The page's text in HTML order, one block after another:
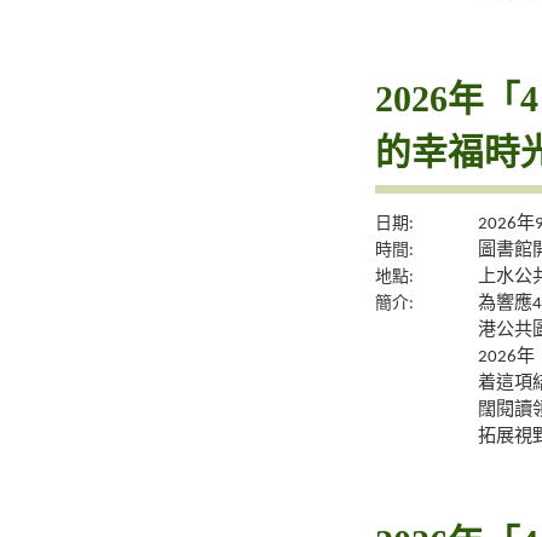
2026年「
的幸福時
日期:
2026年
時間:
圖書館
地點:
上水公
簡介:
為響應
港公共
2026年
着這項
闊閱讀
拓展視